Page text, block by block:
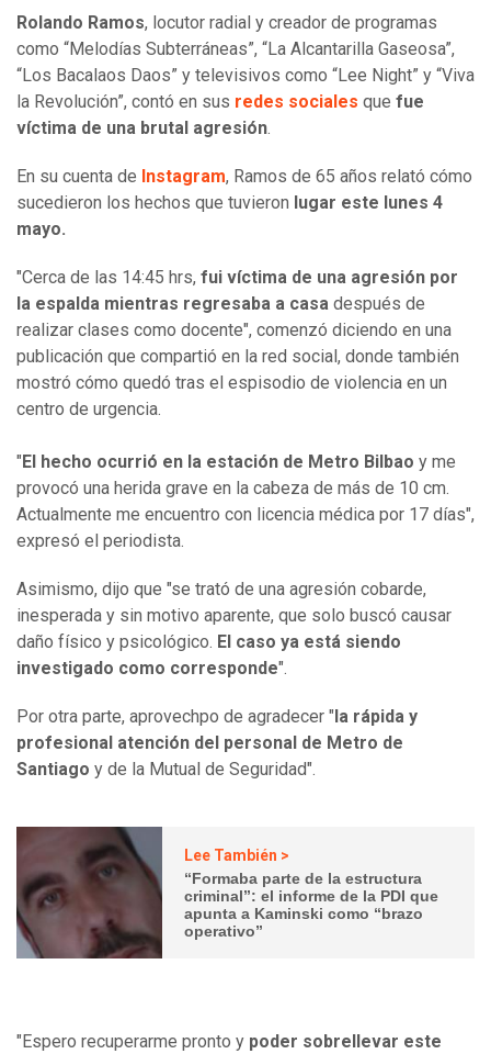
Rolando Ramos, locutor radial y creador de programas
como “Melodías Subterráneas”, “La Alcantarilla Gaseosa”,
“Los Bacalaos Daos” y televisivos como “Lee Night” y “Viva
la Revolución”, contó en sus redes sociales que fue
víctima de una brutal agresión.
En su cuenta de Instagram, Ramos de 65 años relató cómo
sucedieron los hechos que tuvieron lugar este lunes 4
mayo.
"Cerca de las 14:45 hrs, fui víctima de una agresión por
la espalda mientras regresaba a casa después de
realizar clases como docente", comenzó diciendo en una
publicación que compartió en la red social, donde también
mostró cómo quedó tras el espisodio de violencia en un
centro de urgencia.
" El hecho ocurrió en la estación de Metro Bilbao y me
provocó una herida grave en la cabeza de más de 10 cm.
Actualmente me encuentro con licencia médica por 17 días",
expresó el periodista.
Asimismo, dijo que "se trató de una agresión cobarde,
inesperada y sin motivo aparente, que solo buscó causar
daño físico y psicológico. El caso ya está siendo
investigado como corresponde".
Por otra parte, aprovechpo de agradecer " la rápida y
profesional atención del personal de Metro de
Santiago y de la Mutual de Seguridad".
Lee También >
“Formaba parte de la estructura
criminal”: el informe de la PDI que
apunta a Kaminski como “brazo
operativo”
"Espero recuperarme pronto y poder sobrellevar este